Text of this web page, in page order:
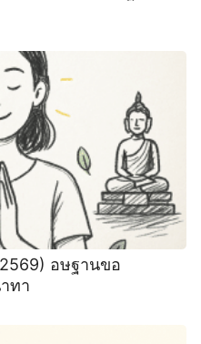
อษฐานขอ
ทา